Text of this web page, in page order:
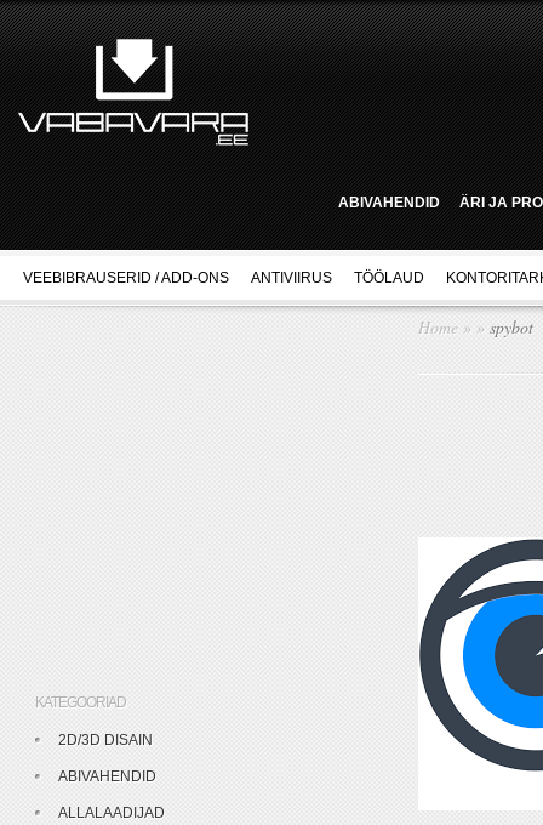
ABIVAHENDID ÄRI JA
VEEBIBRAUSERID / ADD-ONS ANTIVIIRUS TÖÖLAUD
Home » » spybot
KATEGOORIAD
2D/3D DISAIN
ABIVAHENDID
ALLALAADIJAD